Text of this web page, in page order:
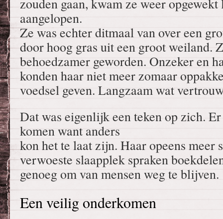
zouden gaan, kwam ze weer
aangelopen.
Ze was echter ditmaal van over een
door hoog gras uit een groot weiland.
behoedzamer geworden. Onzeker en
konden haar niet meer zomaar
voedsel geven. Langzaam wat
Dat was eigenlijk een teken op zich.
komen want anders
kon het te laat zijn. Haar opeens meer
verwoeste slaapplek spraken
genoeg om van mensen weg te blijven.
Een veilig onderkomen